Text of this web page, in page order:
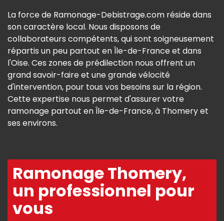
La force de Ramonage-Debistrage.com réside dans
son caractère local. Nous disposons de
collaborateurs compétents, qui sont soigneusement
répartis un peu partout en Île-de-France et dans
l'Oise. Ces zones de prédilection nous offrent un
grand savoir-faire et une grande vélocité
d'intervention, pour tous vos besoins sur la région.
Cette expertise nous permet d'assurer votre
ramonage partout en Île-de-France, à Thomery et
ses environs.
Ramonage Thomery,
un professionnel pour
vous